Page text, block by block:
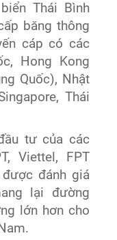
Thái Bình
băng thông
cáp có các
Hong Kong
Quốc), Nhật
Thái
tư của các
Viettel, FPT
được đánh giá
lại đường
lớn hơn cho